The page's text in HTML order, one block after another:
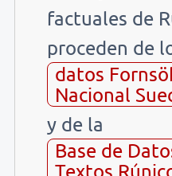
factuales de
proceden de
datos
Nacional
y de la
Base de
Textos